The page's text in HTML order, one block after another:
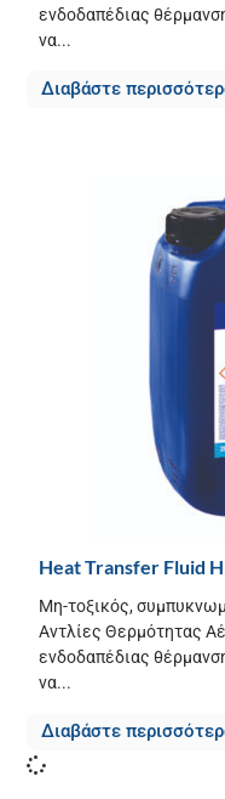
ενδοδαπέδιας
να...
Διαβάστε
Heat Transfer Fluid
Μη-τοξικός,
Αντλίες Θερμότητας
ενδοδαπέδιας
να...
Διαβάστε